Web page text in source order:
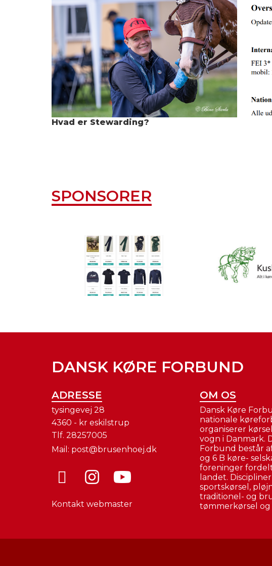
Hvad er Stewarding?
SPONSORER
DANSK KØRE FORBUND
ADRESSE
tysingevej 28
4360 - kr eskilstrup
Tlf. 28257005
Mail: post@brusenhoej.dk
Kontakt webmaster
OM OS
Dansk Køre
nationale
organiserer
vogn i Danmark.
Forbund består
og 6 B køre-
foreninger
landet.
sportskørsel,
traditionel- og
tømmerkørsel og